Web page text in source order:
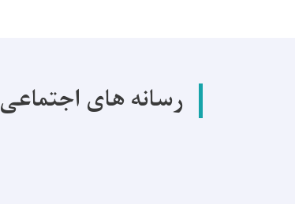
رسانه های اجتماعی